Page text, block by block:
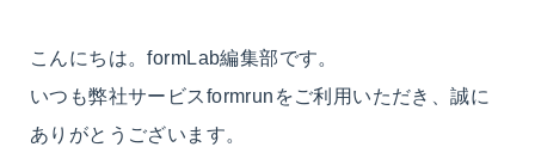
こんにちは。formLab編集部です。
いつも弊社サービスformrunをご利用いただき、誠に
ありがとうございます。